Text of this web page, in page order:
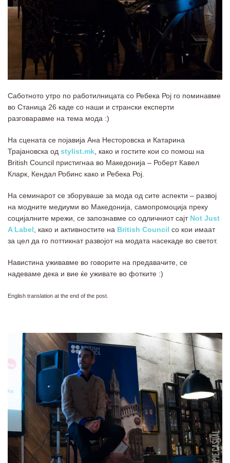
Саботното утро по работилницата со Ребека Рој го поминавме
во Станица 26 каде со наши и странски експерти
разговаравме на тема мода :)
На сцената се појавија Ана Несторовска и Катарина
Трајановска од stylist.mk , како и гостите кои со помош на
British Council пристигнаа во Македонија – Роберт Кавел
Кларк, Кендал Робинс како и Ребека Рој.
На семинарот се зборуваше за мода од сите аспекти – развој
на модните медиуми во Македонија, самопромоција преку
социјалните мрежи, се запознавме со одличниот сајт Not Just
A Label , како и активностите на British Council со кои имаат
за цел да го поттикнат развојот на модата насекаде во светот.
Навистина уживавме во говорите на предавачите, се
надеваме дека и вие ќе уживате во фотките :)
English translation at the end of the post.